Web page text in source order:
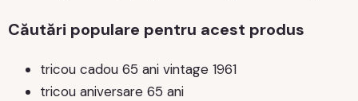
Căutări populare pentru acest produs
tricou cadou 65 ani vintage 1961
tricou aniversare 65 ani